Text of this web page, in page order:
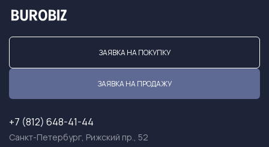
ЗАЯВКА НА ПОКУПКУ
ЗАЯВКА НА ПРОДАЖУ
+7 (812) 648-41-44
Санкт-Петербург, Рижский пр., 52